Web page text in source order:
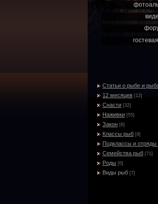
Статьи о рыбе и
12 месяцев [12]
Снасти [32]
Наживки [55]
Закон [6]
Классы рыб [9]
Подклассы и
Семейства рыб [71]
Роды [0]
Виды рыб [7]